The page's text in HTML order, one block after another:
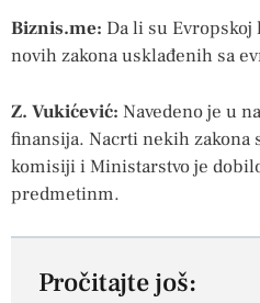
Biznis.me: Da li su
novih zakona usklađenih sa
Z. Vukićević: Navedeno je u
finansija. Nacrti nekih zakona
komisiji i Ministarstvo je
predmetinm.
Pročitajte još: